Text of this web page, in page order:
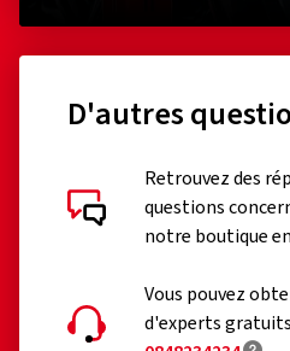
D'autres
Retrouvez des
questions
notre boutique
Vous pouvez
d'experts